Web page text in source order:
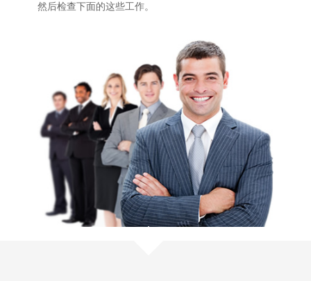
然后检查下面的这些工作。